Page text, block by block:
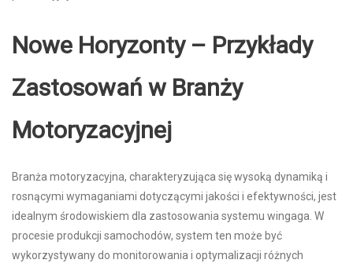
Nowe Horyzonty – Przykłady
Zastosowań w Branży
Motoryzacyjnej
Branża motoryzacyjna, charakteryzująca się wysoką dynamiką i
rosnącymi wymaganiami dotyczącymi jakości i efektywności, jest
idealnym środowiskiem dla zastosowania systemu wingaga. W
procesie produkcji samochodów, system ten może być
wykorzystywany do monitorowania i optymalizacji różnych